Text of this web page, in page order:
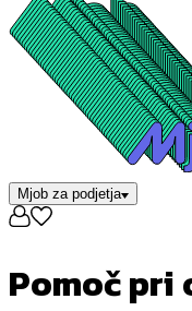
Mjob za podjetja
Pomoč